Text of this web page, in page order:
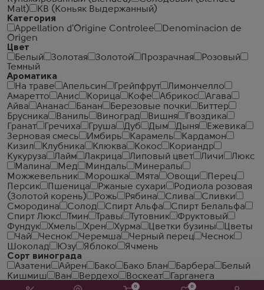
0 0
Malt)
КВ (Коньяк Выдержанный)
Категория
Appellation d'Origine Controlee
Denominacion de
Origen
Цвет
Белый
Золотая Золотой Прозрачная
Розовый
Темный
Ароматика
На траве
Апельсин Грейпфрут
Лимончелло
Амаретто
Анис Корица Кофе Абрикос
Агава
Айва
Ананас Банан Березовые почки
Биттер
Брусника
Ваниль Виноград Вишня
Гвоздика
Гранат
Гречиха Груша Дуб Дым Дыня
Ежевика
Зерновая смесь
Имбирь Карамель
Кардамон
Кизил
Клубника Клюква Кокос
Кориандр
Кукуруза
Лайм Лакрица Липовый цвет Личи
Люкс
Малина
Мед Миндаль
Минералы
Можжевельник
Морошка Мята Овощи
Перец
Персик
Пшеница Ржаные сухари
Родиола розовая
(Золотой корень)
Рожь Рябина Слива
Сливки
Смородина
Солод Спирт Альфа
Спирт Белальфа
Спирт Люкс
Тмин Травы Тутовник
Фруктовый
Фундук
Хмель Хрен Хурма Цветки бузины
Цветы
Чай
Чеcнок Черемша Черный перец
Чеснок
Шоколад
Юзу Яблоко
Ячмень
Сорт винограда
Азатени
Айрен Бако Бако Блан Барбера
Белый
Кишмиш
Ван Вердехо Воскеат
Гарганега
(Греканико)
Глера Дольчетто Каберне Совиньон